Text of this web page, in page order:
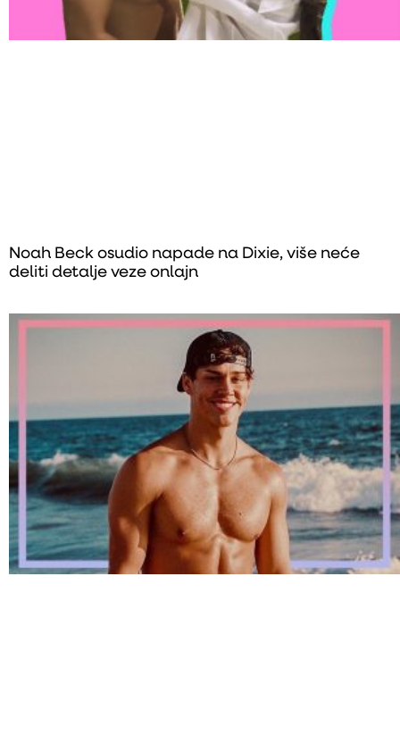
Noah Beck osudio napade na Dixie, više neće
deliti detalje veze onlajn